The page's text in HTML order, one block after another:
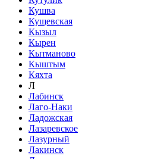
Кушва
Кущевская
Кызыл
Кырен
Кытманово
Кыштым
Кяхта
Л
Лабинск
Лаго-Наки
Ладожская
Лазаревское
Лазурный
Лакинск